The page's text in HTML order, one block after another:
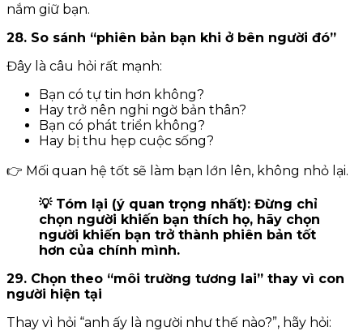
nắm giữ bạn.
28. So sánh “phiên bản bạn khi ở bên người đó”
Đây là câu hỏi rất mạnh:
Bạn có tự tin hơn không?
Hay trở nên nghi ngờ bản thân?
Bạn có phát triển không?
Hay bị thu hẹp cuộc sống?
👉 Mối quan hệ tốt sẽ làm bạn lớn lên, không nhỏ lại.
💡 Tóm lại (ý quan trọng nhất): Đừng chỉ
chọn người khiến bạn thích họ, hãy chọn
người khiến bạn trở thành phiên bản tốt
hơn của chính mình.
29. Chọn theo “môi trường tương lai” thay vì con
người hiện tại
Thay vì hỏi “anh ấy là người như thế nào?”, hãy hỏi: